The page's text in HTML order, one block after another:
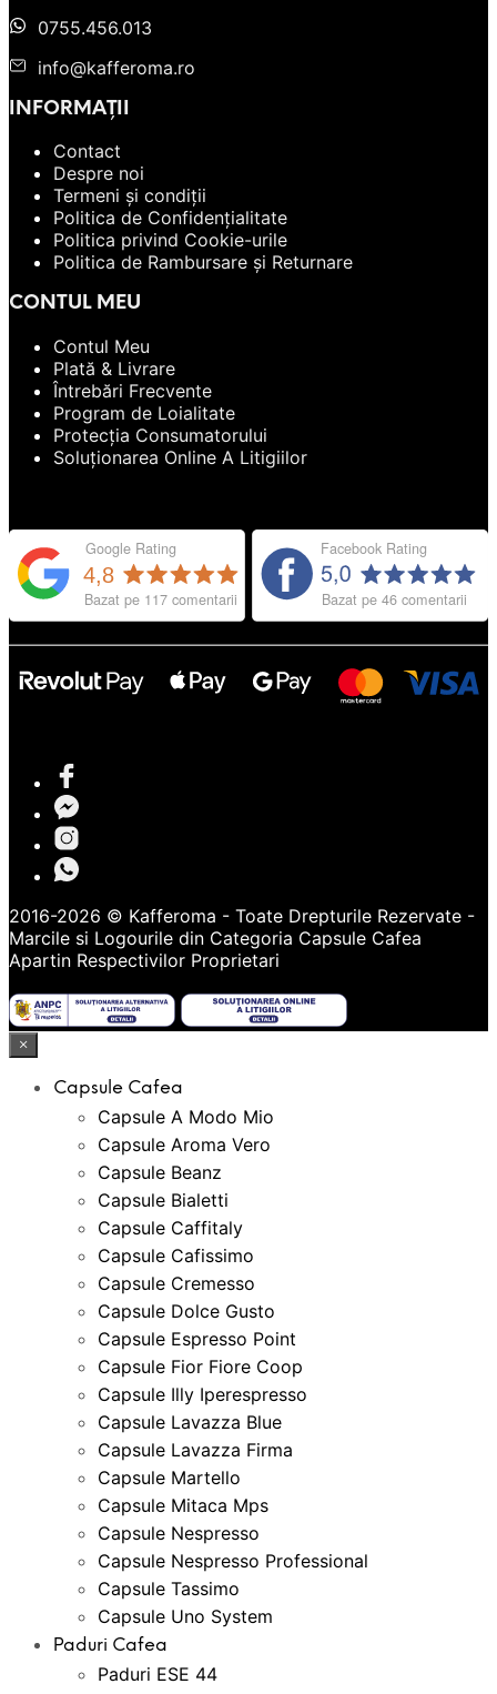
0755.456.013
info@kafferoma.ro
INFORMAȚII
Contact
Despre noi
Termeni și condiții
Politica de Confidențialitate
Politica privind Cookie-urile
Politica de Rambursare și Returnare
CONTUL MEU
Contul Meu
Plată & Livrare
Întrebări Frecvente
Program de Loialitate
Protecția Consumatorului
Soluționarea Online A Litigiilor
2016-2026 © Kafferoma - Toate Drepturile Rezervate -
Marcile si Logourile din Categoria Capsule Cafea
Apartin Respectivilor Proprietari
×
Capsule Cafea
Capsule A Modo Mio
Capsule Aroma Vero
Capsule Beanz
Capsule Bialetti
Capsule Caffitaly
Capsule Cafissimo
Capsule Cremesso
Capsule Dolce Gusto
Capsule Espresso Point
Capsule Fior Fiore Coop
Capsule Illy Iperespresso
Capsule Lavazza Blue
Capsule Lavazza Firma
Capsule Martello
Capsule Mitaca Mps
Capsule Nespresso
Capsule Nespresso Professional
Capsule Tassimo
Capsule Uno System
Paduri Cafea
Paduri ESE 44